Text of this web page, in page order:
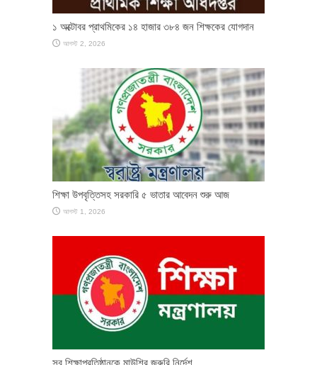
১ অক্টোবর প্রাথমিকের ১৪ হাজার ৩৮৪ জন শিক্ষকের যোগদান
আগস্ট 2, 2026
শিক্ষা উপবৃত্তিসহ সরকারি ৫ ভাতার আবেদন শুরু আজ
আগস্ট 1, 2026
সব শিক্ষাপ্রতিষ্ঠানকে মাউশির জরুরি নির্দেশ